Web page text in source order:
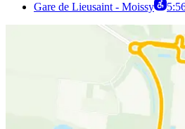
Gare de Lieusaint - Moissy